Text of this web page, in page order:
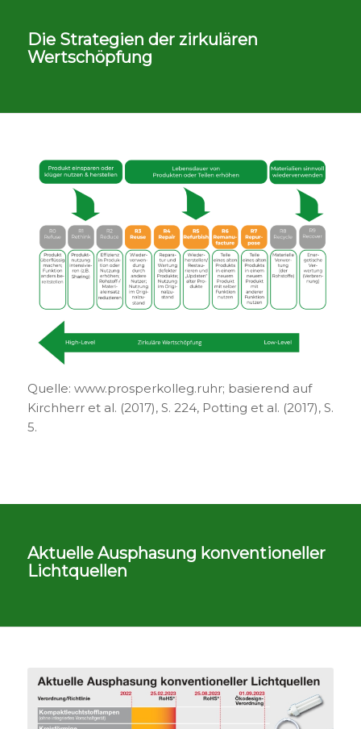
Die Strategien der zirkulären
Wertschöpfung
Quelle: www.prosperkolleg.ruhr; basierend auf
Kirchherr et al. (2017), S. 224, Potting et al. (2017), S.
5.
Aktuelle Ausphasung konventioneller
Lichtquellen